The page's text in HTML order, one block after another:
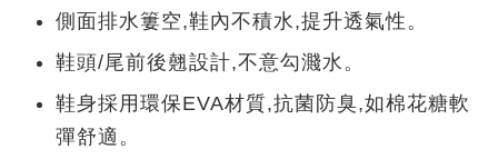
側面排水簍空,鞋內不積水,提升透氣性。
鞋頭/尾前後翹設計,不意勾濺水。
鞋身採用環保EVA材質,抗菌防臭,如棉花糖軟
彈舒適。